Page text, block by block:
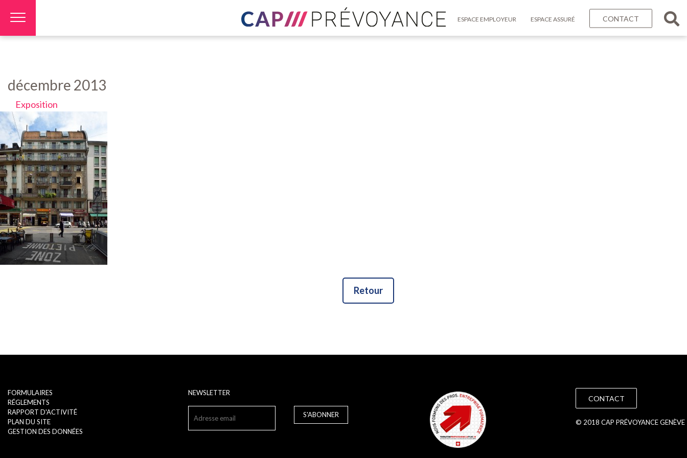
ESPACE EMPLOYEUR ESPACE ASSURÉ CONTACT
décembre 2013
Exposition
Retour
FORMULAIRES
RÉGLEMENTS
RAPPORT D'ACTIVITÉ
PLAN DU SITE
GESTION DES DONNÉES
NEWSLETTER
S'ABONNER
CONTACT
© 2018 CAP PRÉVOYANCE